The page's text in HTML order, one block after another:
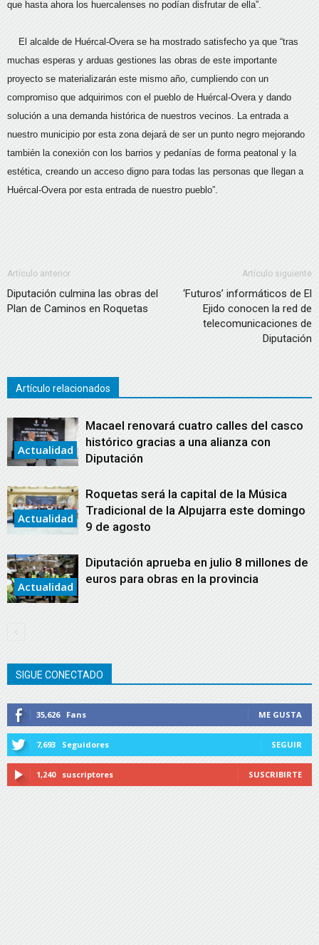
que hasta ahora los huercalenses no podían disfrutar de ella”.
El alcalde de Huércal-Overa se ha mostrado satisfecho ya que “tras
muchas esperas y arduas gestiones las obras de este importante
proyecto se materializarán este mismo año, cumpliendo con un
compromiso que adquirimos con el pueblo de Huércal-Overa y dando
solución a una demanda histórica de nuestros vecinos. La entrada a
nuestro municipio por esta zona dejará de ser un punto negro mejorando
también la conexión con los barrios y pedanías de forma peatonal y la
estética, creando un acceso digno para todas las personas que llegan a
Huércal-Overa por esta entrada de nuestro pueblo”.
Artículo anterior
Diputación culmina las obras del
Plan de Caminos en Roquetas
Artículo siguiente
‘Futuros’ informáticos de El
Ejido conocen la red de
telecomunicaciones de
Diputación
Artículo relacionados
Actualidad
Macael renovará cuatro calles del casco
histórico gracias a una alianza con
Diputación
Actualidad
Roquetas será la capital de la Música
Tradicional de la Alpujarra este domingo
9 de agosto
Actualidad
Diputación aprueba en julio 8 millones de
euros para obras en la provincia
SIGUE CONECTADO
35,626 Fans ME GUSTA
7,693 Seguidores SEGUIR
1,240 suscriptores SUSCRIBIRTE